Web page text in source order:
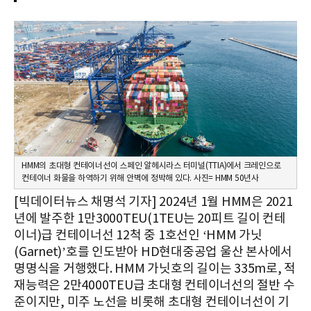
HMM의 초대형 컨테이너선이 스페인 알헤시라스 터미널(TTIA)에서 크레인으로
컨테이너 화물을 하역하기 위해 안벽에 정박해 있다. 사진= HMM 50년사
[빅데이터뉴스 채명석 기자] 2024년 1월 HMM은 2021
년에 발주한 1만3000TEU(1TEU는 20피트 길이 컨테
이너)급 컨테이너선 12척 중 1호선인 ‘HMM 가닛
(Garnet)’호를 인도받아 HD현대중공업 울산 본사에서
명명식을 거행했다. HMM 가닛호의 길이는 335m로, 적
재능력은 2만4000TEU급 초대형 컨테이너선의 절반 수
준이지만, 미주 노선을 비롯해 초대형 컨테이너선이 기